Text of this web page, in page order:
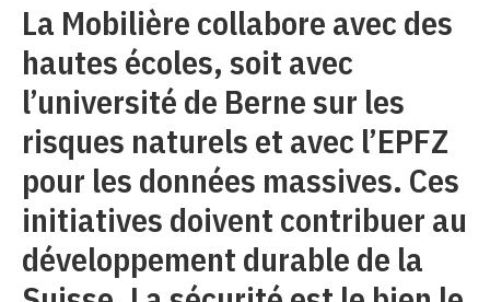
La Mobilière collabore avec des
hautes écoles, soit avec
l’université de Berne sur les
risques naturels et avec l’EPFZ
pour les données massives. Ces
initiatives doivent contribuer au
développement durable de la